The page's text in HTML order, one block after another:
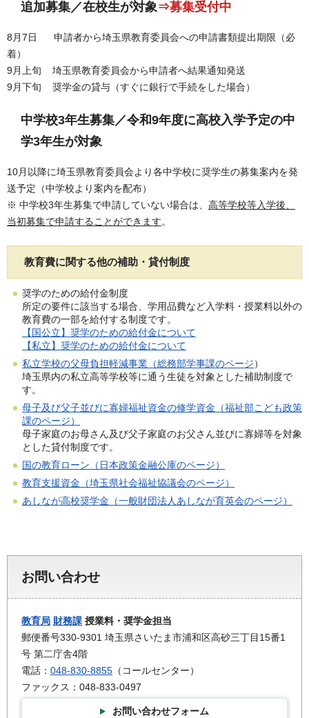
追加募集／在校生が対象 ⇒募集受付中
8月7日 申請者から埼玉県教育委員会への申請書類提出期限（必
着）
9月上旬 埼玉県教育委員会から申請者へ結果通知発送
9月下旬 奨学金の貸与（すぐに銀行で手続をした場合）
中学校3年生募集／令和9年度に高校入学予定の中
学3年生が対象
10月以降に埼玉県教育委員会より各中学校に奨学生の募集案内を発
送予定（中学校より案内を配布）
※ 中学校3年生募集で申請していない場合は、 高等学校等入学後、
当初募集で申請することができます。
教育費に関する他の補助・貸付制度
奨学のための給付金制度
所定の要件に該当する場合、学用品費など入学料・授業料以外の
教育費の一部を給付する制度です。
【国公立】奨学のための給付金について
【私立】奨学のための給付金について
私立学校の父母負担軽減事業（総務部学事課のページ）
埼玉県内の私立高等学校等に通う生徒を対象とした補助制度で
す。
母子及び父子並びに寡婦福祉資金の修学資金（福祉部こども政策
課のページ）
母子家庭のお母さん及び父子家庭のお父さん並びに寡婦等を対象
とした貸付制度です。
国の教育ローン（日本政策金融公庫のページ）
教育支援資金（埼玉県社会福祉協議会のページ）
あしなが高校奨学金（一般財団法人あしなが育英会のページ）
お問い合わせ
教育局 財務課 授業料・奨学金担当
郵便番号330-9301 埼玉県さいたま市浦和区高砂三丁目15番1
号 第二庁舎4階
電話： 048-830-8855 （コールセンター）
ファックス：048-833-0497
お問い合わせフォーム